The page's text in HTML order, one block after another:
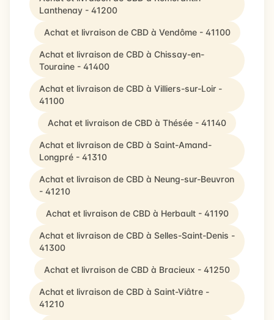
Lanthenay - 41200
Achat et livraison de CBD à Vendôme - 41100
Achat et livraison de CBD à Chissay-en-
Touraine - 41400
Achat et livraison de CBD à Villiers-sur-Loir -
41100
Achat et livraison de CBD à Thésée - 41140
Achat et livraison de CBD à Saint-Amand-
Longpré - 41310
Achat et livraison de CBD à Neung-sur-Beuvron
- 41210
Achat et livraison de CBD à Herbault - 41190
Achat et livraison de CBD à Selles-Saint-Denis -
41300
Achat et livraison de CBD à Bracieux - 41250
Achat et livraison de CBD à Saint-Viâtre -
41210